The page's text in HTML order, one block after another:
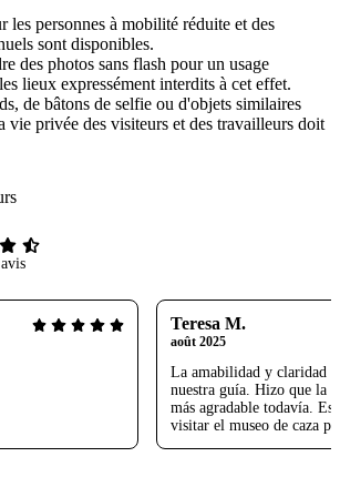
les personnes à mobilité réduite et des
sont disponibles.
des photos sans flash pour un usage
lieux expressément interdits à cet effet.
de bâtons de selfie ou d'objets similaires
vie privée des visiteurs et des travailleurs doit
Teresa M.
août 2025
La amabilidad y claridad
nuestra guía. Hizo que la
más agradable todavía.
visitar el museo de caza